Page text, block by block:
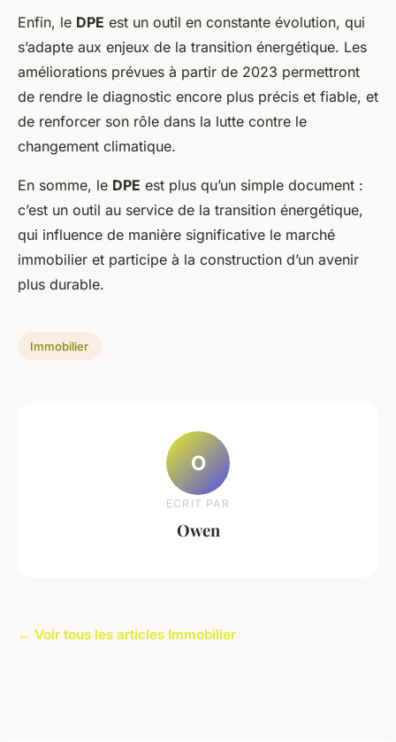
Enfin, le DPE est un outil en constante évolution, qui
s’adapte aux enjeux de la transition énergétique. Les
améliorations prévues à partir de 2023 permettront
de rendre le diagnostic encore plus précis et fiable, et
de renforcer son rôle dans la lutte contre le
changement climatique.
En somme, le DPE est plus qu’un simple document :
c’est un outil au service de la transition énergétique,
qui influence de manière significative le marché
immobilier et participe à la construction d’un avenir
plus durable.
Immobilier
O
ECRIT PAR
Owen
← Voir tous les articles Immobilier